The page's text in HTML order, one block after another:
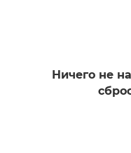
Ничего не